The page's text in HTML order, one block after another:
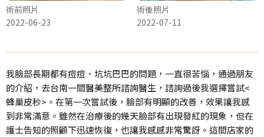
術前照片
2022-06-23
術後照片
2022-07-11
我臉部長期都有痘痘、坑坑巴巴的問題，一直很苦惱，通過朋友
的介紹，去台南一間醫美整所諮詢醫生，諮詢過後我選擇嘗試<
蜂巢皮秒>。在第一次嘗試後，臉部有明顯的改善，效果讓我感
到非常滿意。雖然在治療後的幾天臉部有出現發紅的現象，但在
護士告知的照顧下迅速恢復，也讓我感感非常驚訝。這間店家的